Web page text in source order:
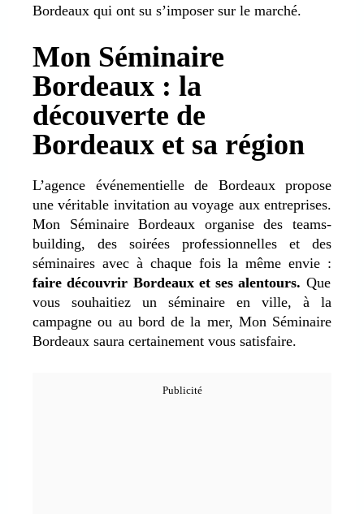
Bordeaux qui ont su s’imposer sur le marché.
Mon Séminaire
Bordeaux : la
découverte de
Bordeaux et sa région
L’agence événementielle de Bordeaux propose
une véritable invitation au voyage aux entreprises.
Mon Séminaire Bordeaux organise des teams-
building, des soirées professionnelles et des
séminaires avec à chaque fois la même envie :
faire découvrir Bordeaux et ses alentours. Que
vous souhaitiez un séminaire en ville, à la
campagne ou au bord de la mer, Mon Séminaire
Bordeaux saura certainement vous satisfaire.